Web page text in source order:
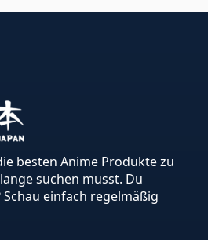
besten Anime Produkte zu
suchen musst. Du
einfach regelmäßig